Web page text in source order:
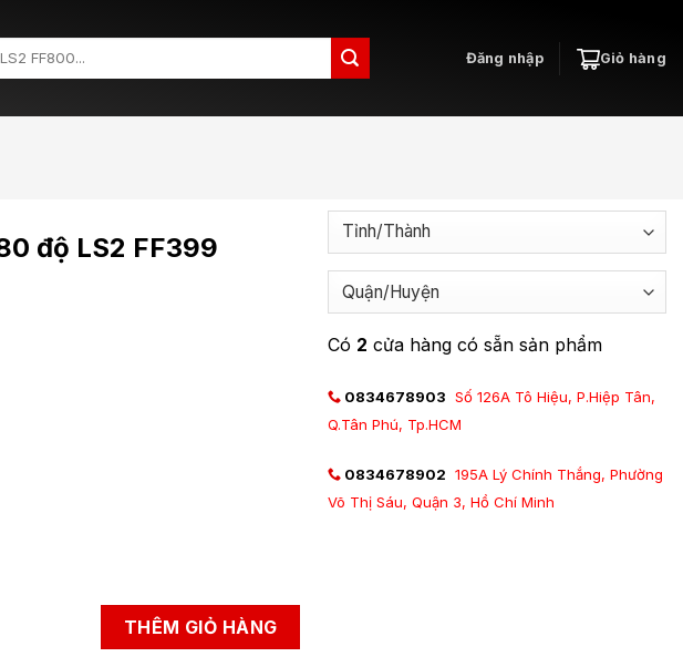
Đăng nhập Giỏ hàng
độ LS2 FF399
THÊM GIỎ HÀNG
Có 2 cửa hàng có sẵn sản phẩm
0834678903 Số 126A Tô Hiệu, P.Hiệp Tân,
Q.Tân Phú, Tp.HCM
0834678902 195A Lý Chính Thắng, Phường
Võ Thị Sáu, Quận 3, Hồ Chí Minh